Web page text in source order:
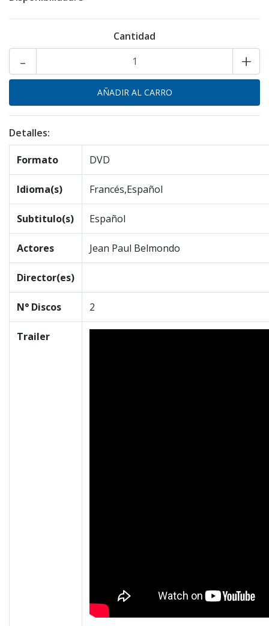
Cantidad
+
-
Detalles:
Formato DVD
Idioma(s) Francés,Español
Subtitulo(s) Español
Actores Jean Paul Belmondo
Director(es)
N° Discos 2
Trailer